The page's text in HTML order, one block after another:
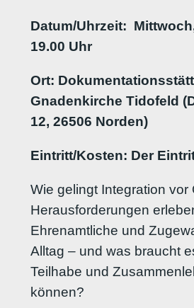
Datum/Uhrzeit:
19.00 Uhr
Ort:
Gnadenkirche Tidofeld
12, 26506 Norden)
Eintritt/Kosten: Der
Wie gelingt Integration vor
Herausforderungen
Ehrenamtliche und
Alltag – und was braucht
Teilhabe und
können?